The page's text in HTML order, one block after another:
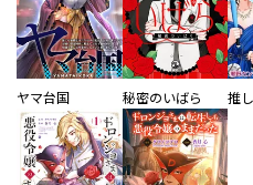
ヤマ台国 秘密のいばら